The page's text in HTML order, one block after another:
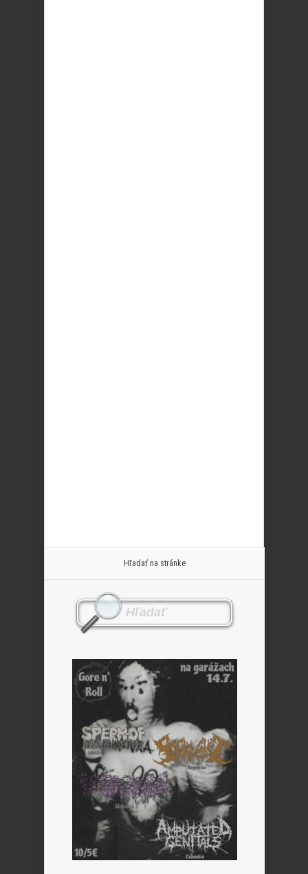
Hľadať na stránke